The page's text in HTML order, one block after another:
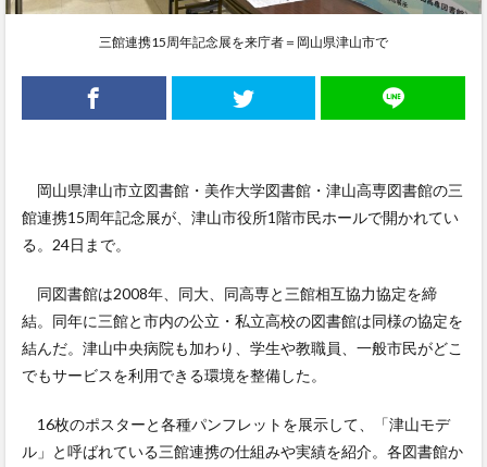
三館連携15周年記念展を来庁者＝岡山県津山市で
岡山県津山市立図書館・美作大学図書館・津山高専図書館の三
館連携15周年記念展が、津山市役所1階市民ホールで開かれてい
る。24日まで。
同図書館は2008年、同大、同高専と三館相互協力協定を締
結。同年に三館と市内の公立・私立高校の図書館は同様の協定を
結んだ。津山中央病院も加わり、学生や教職員、一般市民がどこ
でもサービスを利用できる環境を整備した。
16枚のポスターと各種パンフレットを展示して、「津山モデ
ル」と呼ばれている三館連携の仕組みや実績を紹介。各図書館か